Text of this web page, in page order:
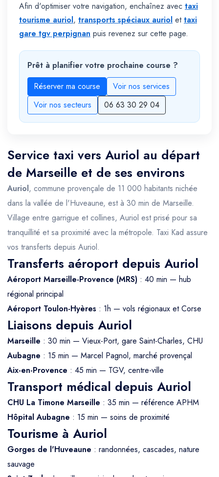
Afin d'optimiser votre navigation, enchaînez avec taxi
tourisme auriol, transports spéciaux auriol ettaxi
gare tgv perpignan puis revenez sur cette page.
Prêt à planifier votre prochaine course ?
Réserver ma course
Voir nos services
Voir nos secteurs
06 63 30 29 04
Service taxi vers Auriol au départ
de Marseille et de ses environs
Auriol, commune provençale de 11 000 habitants nichée
dans la vallée de l'Huveaune, est à 30 min de Marseille.
Village entre garrigue et collines, Auriol est prisé pour sa
tranquillité et sa proximité avec la métropole. Taxi Kad assure
vos transferts depuis Auriol.
Transferts aéroport depuis Auriol
Aéroport Marseille-Provence (MRS) : 40 min — hub
régional principal
Aéroport Toulon-Hyères : 1h — vols régionaux et Corse
Liaisons depuis Auriol
Marseille : 30 min — Vieux-Port, gare Saint-Charles, CHU
Aubagne : 15 min — Marcel Pagnol, marché provençal
Aix-en-Provence : 45 min — TGV, centre-ville
Transport médical depuis Auriol
CHU La Timone Marseille : 35 min — référence APHM
Hôpital Aubagne : 15 min — soins de proximité
Tourisme à Auriol
Gorges de l'Huveaune : randonnées, cascades, nature
sauvage